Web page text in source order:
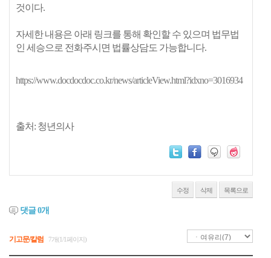
것이다.
자세한 내용은 아래 링크를 통해 확인할 수 있으며 법무법
인 세승으로 전화주시면 법률상담도 가능합니다.
https://www.docdocdoc.co.kr/news/articleView.html?idxno=3016934
출처: 청년의사
수정 삭제 목록으로
댓글0개
기고문/칼럼 7개(1/1페이지)